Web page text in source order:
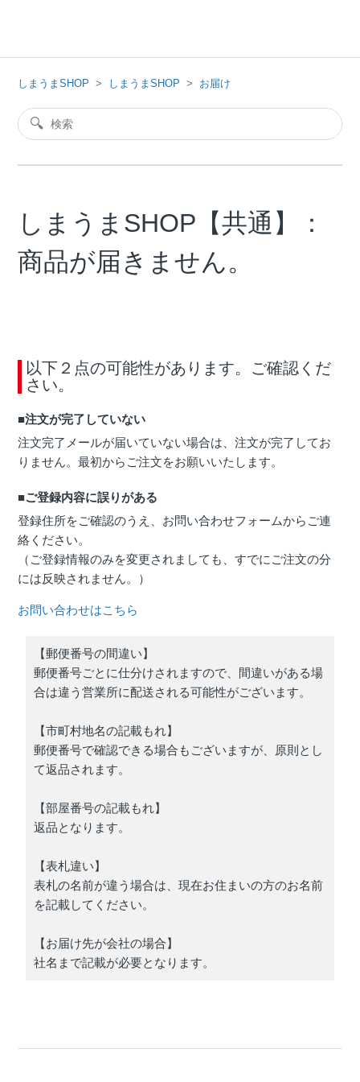
しまうまSHOP しまうまSHOP お届け
しまうまSHOP【共通】：
商品が届きません。
以下２点の可能性があります。ご確認くだ
さい。
■注文が完了していない
注文完了メールが届いていない場合は、注文が完了してお
りません。最初からご注文をお願いいたします。
■ご登録内容に誤りがある
登録住所をご確認のうえ、お問い合わせフォームからご連
絡ください。
（ご登録情報のみを変更されましても、すでにご注文の分
には反映されません。）
お問い合わせはこちら
【郵便番号の間違い】
郵便番号ごとに仕分けされますので、間違いがある場
合は違う営業所に配送される可能性がございます。
【市町村地名の記載もれ】
郵便番号で確認できる場合もございますが、原則とし
て返品されます。
【部屋番号の記載もれ】
返品となります。
【表札違い】
表札の名前が違う場合は、現在お住まいの方のお名前
を記載してください。
【お届け先が会社の場合】
社名まで記載が必要となります。